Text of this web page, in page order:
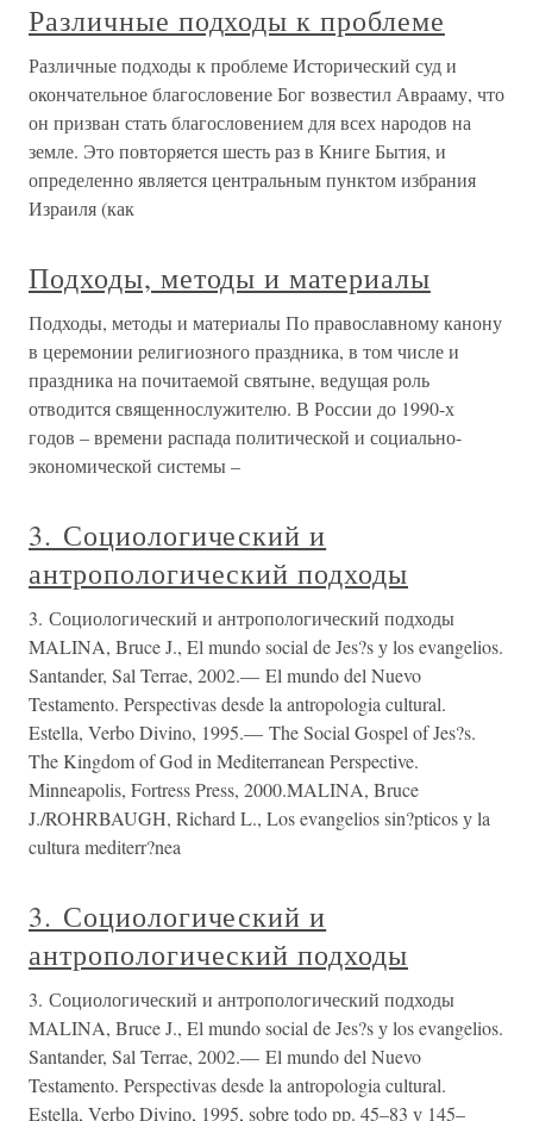
Различные подходы к проблеме
Различные подходы к проблеме Исторический суд и
окончательное благословение Бог возвестил Аврааму, что
он призван стать благословением для всех народов на
земле. Это повторяется шесть раз в Книге Бытия, и
определенно является центральным пунктом избрания
Израиля (как
Подходы, методы и материалы
Подходы, методы и материалы По православному канону
в церемонии религиозного праздника, в том числе и
праздника на почитаемой святыне, ведущая роль
отводится священнослужителю. В России до 1990-х
годов – времени распада политической и социально-
экономической системы –
3. Социологический и
антропологический подходы
3. Социологический и антропологический подходы
MALINA, Bruce J., El mundo social de Jes?s у los evangelios.
Santander, Sal Terrae, 2002.— El mundo del Nuevo
Testamento. Perspectivas desde la antropologia cultural.
Estella, Verbo Divino, 1995.— The Social Gospel of Jes?s.
The Kingdom of God in Mediterranean Perspective.
Minneapolis, Fortress Press, 2000.MALINA, Bruce
J./ROHRBAUGH, Richard L., Los evangelios sin?pticos у la
cultura mediterr?nea
3. Социологический и
антропологический подходы
3. Социологический и антропологический подходы
MALINA, Bruce J., El mundo social de Jes?s у los evangelios.
Santander, Sal Terrae, 2002.— El mundo del Nuevo
Testamento. Perspectivas desde la antropologia cultural.
Estella, Verbo Divino, 1995, sobre todo pp. 45–83 у 145–